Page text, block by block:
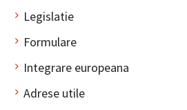
Legislatie
Formulare
Integrare europeana
Adrese utile